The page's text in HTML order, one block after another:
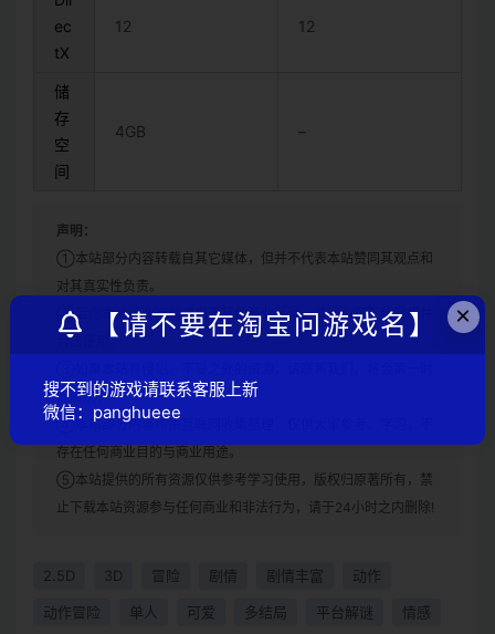
ec
tX
12 12
储
存
空
间
4GB –
声明：
①本站部分内容转载自其它媒体，但并不代表本站赞同其观点和
对其真实性负责。
②若您需要商业运营或用于其他商业活动，请您购买正版授权并
合法使用。
间解决！
④本站部分内容均由互联网收集整理，仅供大家参考、学习，不
存在任何商业目的与商业用途。
⑤本站提供的所有资源仅供参考学习使用，版权归原著所有，禁
止下载本站资源参与任何商业和非法行为，请于24小时之内删除!
2.5D 3D 冒险 剧情 剧情丰富 动作
动作冒险 单人 可爱 多结局 平台解谜 情感
×
【请不要在淘宝问游戏名】
搜不到的游戏请联系客服上新
微信：panghueee